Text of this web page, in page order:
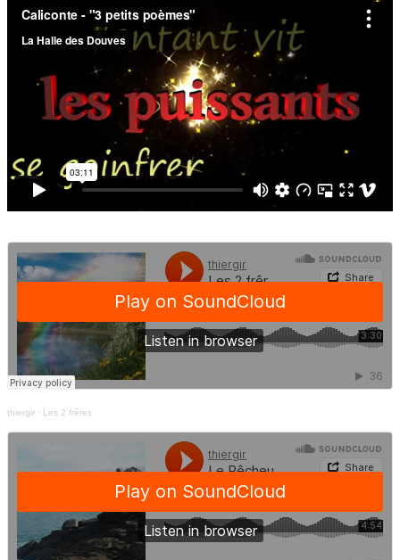
thiergir · Les 2 frêres